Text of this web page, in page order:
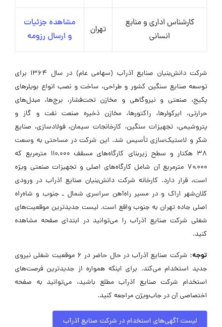
کارشناس اداری و منابع
انسانی
تهران
مشاهده جزئیات
و ارسال رزومه
شرکت دانش‌بنیان صنایع آذرآب (سهامی عام) در سال ۱۳۶۴ برای
توسعه صنایع سنگین کشور و طراحی، ساخت و نصب انواع بویلرهای
پکیج، صنعتی و نیروگاهی و مخازن تحت‌فشار، برج‌ها، مبدل‌های
حرارتی، ایرکولرها، راکتورها، مخازن ذخیره صنعت نفت و گاز و
پتروشیمی، تجهیزات سنگین، کارخانجات سیمان، فولادسازی، صنایع
شکر و لاستیک‌سازی تأسیس شد. این شرکت در مساحتی به وسعت
۳۸ هکتار و سطح زیربنای کارگاه‌های مسقف ۱۱۰,۰۰۰ مترمربع که
۷۰,۰۰۰ مترمربع آن شامل کارگاه‌های اصلی و تجهیزات صنعتی ویژه
است، قرار دارد. کارخانه شرکت دانش‌بنیان صنایع آذرآب در ورودی
کلان‌شهر اراک و در مسیر راه‌آهن سراسری شمال ـ جنوب و شاه‌راه
اصلی جاده تهران به جنوب واقع است. لیست جدیدترین موقعیت‌های
شغلی شرکت صنایع آذرآب را می‌توانید در ابتدای صفحه مشاهده
کنید.
توجه:
شرکت صنایع آذرآب در حال حاضر در ۶ موقعیت شغلی نیروی
جدید استخدام می‌کند. برای اینکه همواره از جدیدترین فرصت‌های
استخدام شرکت صنایع آذرآب مطلع باشید، می‌توانید به صفحه
اختصاصی آن در جاب‌ویژن مراجعه کنید.
لیست آگهی‌های استخدام در شرکت صنایع آذرآب